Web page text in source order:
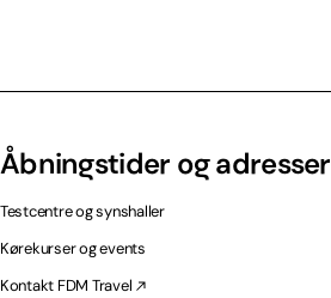
Åbningstider og adresser
Testcentre og synshaller
Kørekurser og events
Kontakt FDM Travel